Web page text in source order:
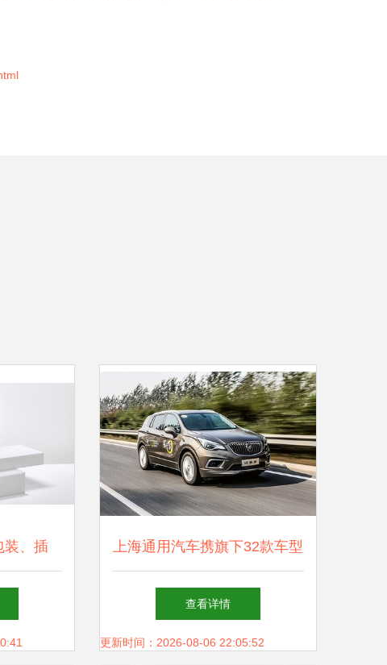
装、插
合之美
上海通用汽车携旗下32款车型
重磅亮相广州车展，以创新设
计与前瞻布局引领未来出行
查看详情
更新时间：2026-08-06 22:05:52